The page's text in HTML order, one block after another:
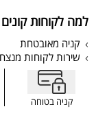
למה לקוחות
קניה מאובטחת
שירות לקוחות מנצח
קניה בטוחה